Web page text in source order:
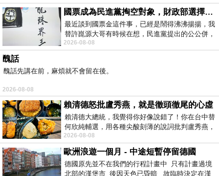
國票成為民進黨掏空對象，財政部選擇性失憶
最近談到國票金這件事，已經是鬧得沸沸揚揚，我
替許崑源大哥有時候在想，民進黨提出的公公併，
其實就是想要國庫通黨庫，鬧出最大的醜
2026-08-08
醜話
醜話先講在前，麻煩就不會留在後。
2026-08-08
賴清德怒批盧秀燕，就是徹頭徹尾的心虛
賴清德大總統，我覺得你好像說錯了！你在台中替
何欣純輔選，用各種尖酸刻薄的說詞批判盧秀燕，
罵她施政滿意度輸給陳其邁，甚至還說盧
2026-08-08
歐洲浪遊一個月 - 中途短暫停留德國
德國原先並不在我們的行程計畫中 只有計畫過境
北部的漢堡市 後因天色已昏暗 故臨時決定在漢